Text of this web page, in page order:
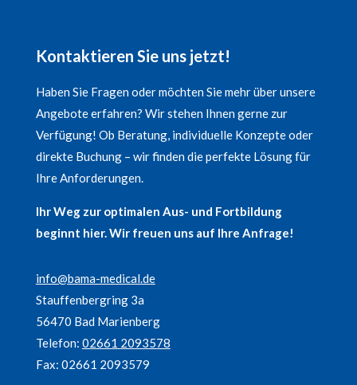
Kontaktieren Sie uns jetzt!
Haben Sie Fragen oder möchten Sie mehr über unsere
Angebote erfahren? Wir stehen Ihnen gerne zur
Verfügung! Ob Beratung, individuelle Konzepte oder
direkte Buchung – wir finden die perfekte Lösung für
Ihre Anforderungen.
Ihr Weg zur optimalen Aus- und Fortbildung
beginnt hier. Wir freuen uns auf Ihre Anfrage!
info@bama-medical.de
Stauffenbergring 3a
56470 Bad Marienberg
Telefon: 02661 2093578
Fax: 02661 2093579